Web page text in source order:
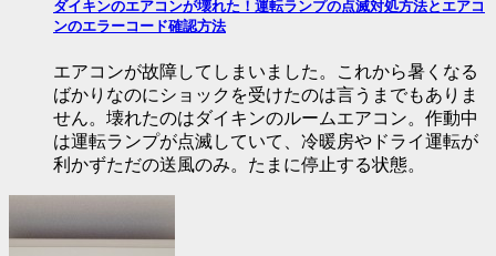
ダイキンのエアコンが壊れた！運転ランプの点滅対処方法とエアコ
ンのエラーコード確認方法
エアコンが故障してしまいました。これから暑くなる
ばかりなのにショックを受けたのは言うまでもありま
せん。壊れたのはダイキンのルームエアコン。作動中
は運転ランプが点滅していて、冷暖房やドライ運転が
利かずただの送風のみ。たまに停止する状態。